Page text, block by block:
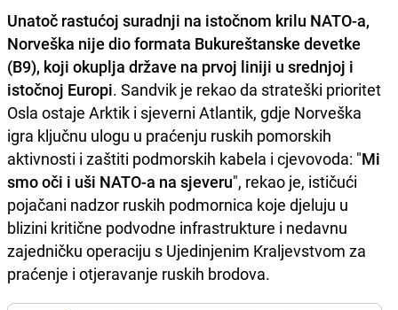
Unatoč rastućoj suradnji na istočnom krilu NATO-a,
Norveška nije dio formata Bukureštanske devetke
(B9), koji okuplja države na prvoj liniji u srednjoj i
istočnoj Europi. Sandvik je rekao da strateški prioritet
Osla ostaje Arktik i sjeverni Atlantik, gdje Norveška
igra ključnu ulogu u praćenju ruskih pomorskih
aktivnosti i zaštiti podmorskih kabela i cjevovoda: "Mi
smo oči i uši NATO-a na sjeveru", rekao je, ističući
pojačani nadzor ruskih podmornica koje djeluju u
blizini kritične podvodne infrastrukture i nedavnu
zajedničku operaciju s Ujedinjenim Kraljevstvom za
praćenje i otjeravanje ruskih brodova.